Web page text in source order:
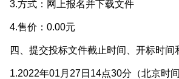
方式：网上报名并下载文件
售价：0.00元
、提交投标文件截止时间、开标时间
年01月27日14点30分（北京时间